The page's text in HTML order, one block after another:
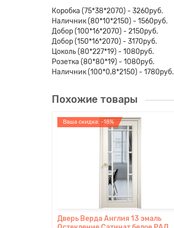
Коробка (75*38*2070) - 3260руб.
Наличник (80*10*2150) - 1560руб.
Добор (100*16*2070) - 2150руб.
Добор (150*16*2070) - 3170руб.
Цоколь (80*227*19) - 1080руб.
Розетка (80*80*19) - 1080руб.
Наличник (100*0,8*2150) - 1780руб.
Похожие товары
Ваша скидка: -18%
Дверь Верда Англия 13 эмаль